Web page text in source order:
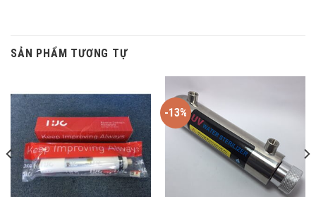
SẢN PHẨM TƯƠNG TỰ
-13%